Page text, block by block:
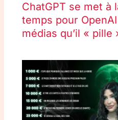
ChatGPT se met à
temps pour
médias qu’il « pille